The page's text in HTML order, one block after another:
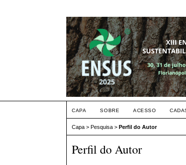
CAPA SOBRE ACESSO
Capa >Pesquisa >Perfil do Autor
Perfil do Autor